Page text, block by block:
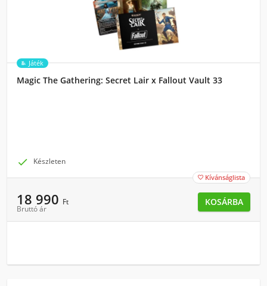
Játék
Magic The Gathering: Secret Lair x Fallout Vault 33
 Készleten
 Kívánságlista
18 990 Ft
Bruttó ár
KOSÁRBA